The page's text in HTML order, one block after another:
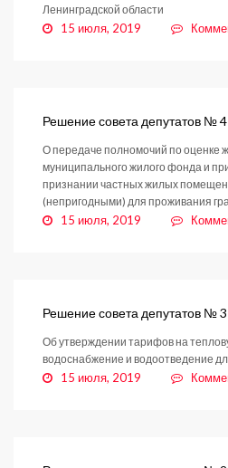
Ленинградской области
15 июля, 2019
Решение совета депутатов №
О передаче полномочий по оценке
муниципального жилого фонда и
признании частных жилых
(непригодными) для проживания
15 июля, 2019
Решение совета депутатов №
Об утверждении тарифов на
водоснабжение и водоотведение
15 июля, 2019